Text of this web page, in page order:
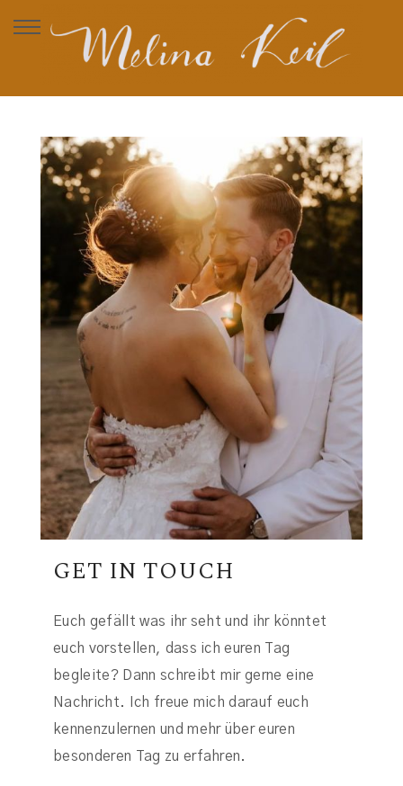
GET IN TOUCH
Euch gefällt was ihr seht und ihr könntet
euch vorstellen, dass ich euren Tag
begleite? Dann schreibt mir gerne eine
Nachricht. Ich freue mich darauf euch
kennenzulernen und mehr über euren
besonderen Tag zu erfahren.